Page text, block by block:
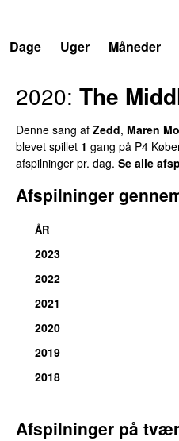
Dage
Uger Måneder
2020: The
Denne sang af Zedd, Maren
blevet spillet 1 gang på P4
afspilninger pr. dag. Se alle
Afspilninger
ÅR
2023
2022
2021
2020
2019
2018
Afspilninger på